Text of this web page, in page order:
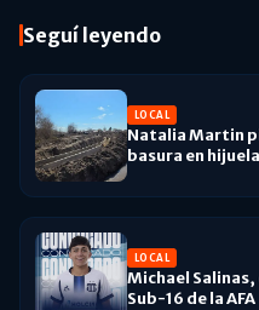
Seguí leyendo
LOCAL
Natalia Martin
basura en
LOCAL
Michael Salinas,
Sub-16 de la AFA